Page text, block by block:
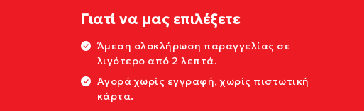
Γιατί να μας επιλέξετε
Άμεση ολοκλήρωση παραγγελίας σε
λιγότερο από 2 λεπτά.
Αγορά χωρίς εγγραφή, χωρίς πιστωτική
κάρτα.